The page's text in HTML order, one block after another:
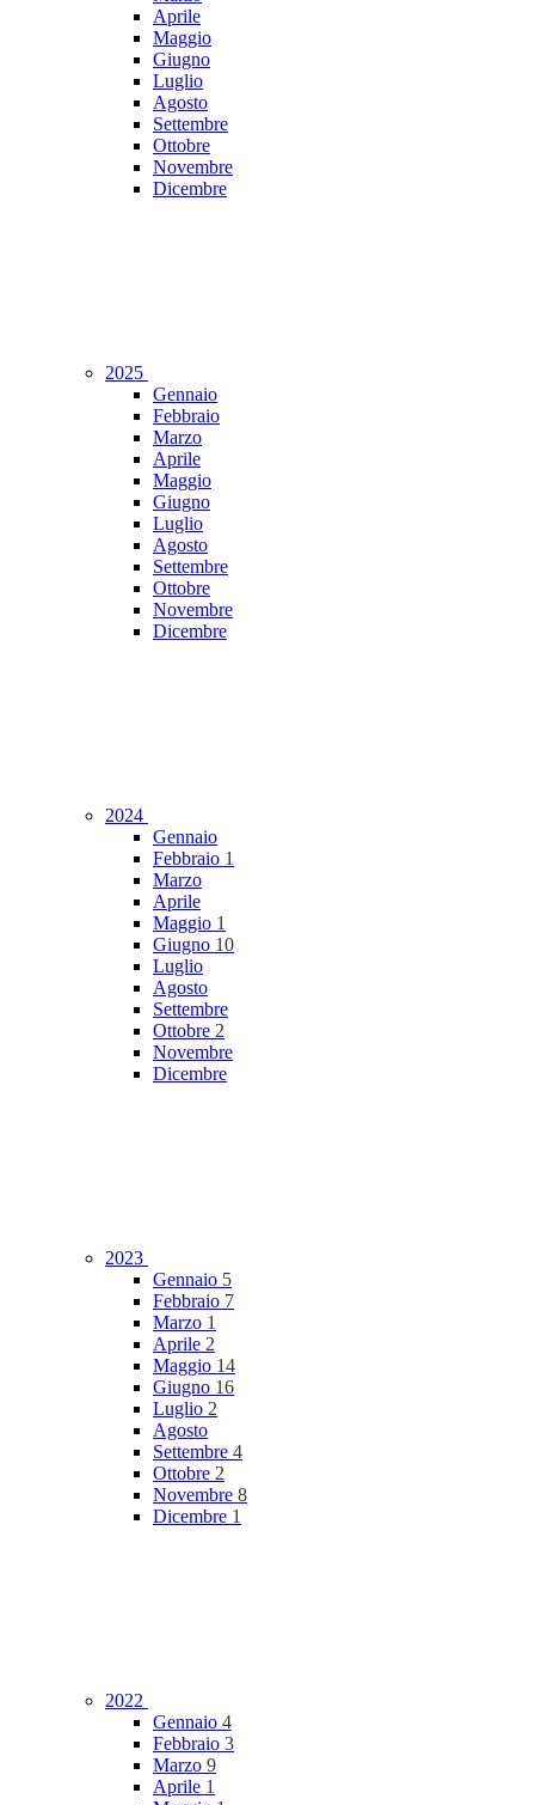
Aprile
Maggio
Giugno
Luglio
Agosto
Settembre
Ottobre
Novembre
Dicembre
2025
Gennaio
Febbraio
Marzo
Aprile
Maggio
Giugno
Luglio
Agosto
Settembre
Ottobre
Novembre
Dicembre
2024
Gennaio
Febbraio 1
Marzo
Aprile
Maggio 1
Giugno 10
Luglio
Agosto
Settembre
Ottobre 2
Novembre
Dicembre
2023
Gennaio 5
Febbraio 7
Marzo 1
Aprile 2
Maggio 14
Giugno 16
Luglio 2
Agosto
Settembre 4
Ottobre 2
Novembre 8
Dicembre 1
2022
Gennaio 4
Febbraio 3
Marzo 9
Aprile 1